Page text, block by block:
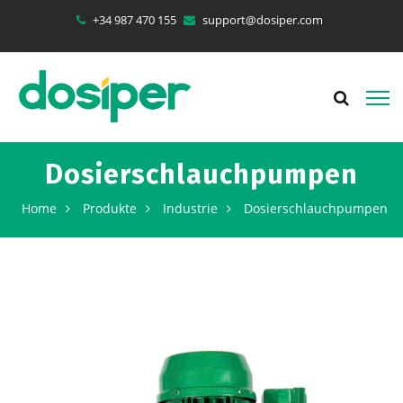
+34 987 470 155 support@dosiper.com
Dosierschlauchpumpen
Home Produkte Industrie Dosierschlauchpumpen